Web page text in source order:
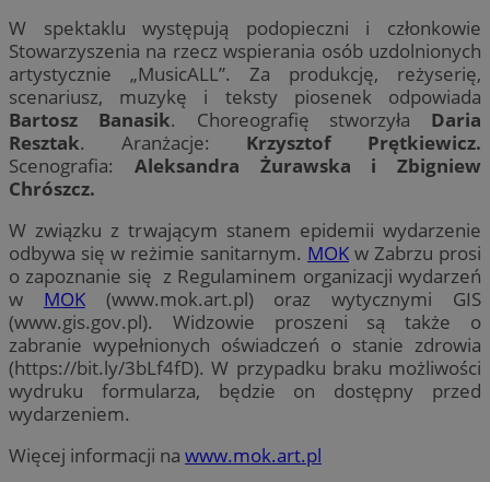
W spektaklu występują podopieczni i członkowie
Stowarzyszenia na rzecz wspierania osób uzdolnionych
artystycznie „MusicALL”. Za produkcję, reżyserię,
scenariusz, muzykę i teksty piosenek odpowiada
Bartosz Banasik. Choreografię stworzyła Daria
Resztak. Aranżacje: Krzysztof Prętkiewicz.
Scenografia: Aleksandra Żurawska i Zbigniew
Chrószcz.
W związku z trwającym stanem epidemii wydarzenie
odbywa się w reżimie sanitarnym. MOK w Zabrzu prosi
o zapoznanie się z Regulaminem organizacji wydarzeń
w MOK(www.mok.art.pl) oraz wytycznymi GIS
(www.gis.gov.pl). Widzowie proszeni są także o
zabranie wypełnionych oświadczeń o stanie zdrowia
(https://bit.ly/3bLf4fD). W przypadku braku możliwości
wydruku formularza, będzie on dostępny przed
wydarzeniem.
Więcej informacji na www.mok.art.pl